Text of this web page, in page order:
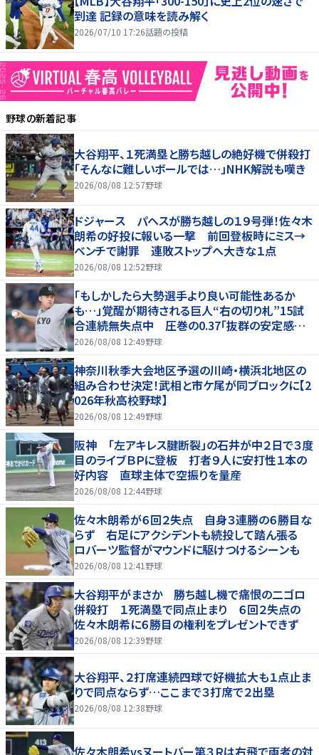
到達 記録の意味を読み解く
2026/07/10 17:26話題の投稿
野球の新着記事
大谷翔平、１死満塁と勝ち越しの絶好機で併殺打
「そんなに難しいボールでは…」NHK解説も嘆き
2026/08/08 12:57野球
ドジャース パヘスが勝ち越しの１９号弾！佐々木
朗希の好投に報いる一撃 前回登板時にミス→
ベンチで謝罪 連敗ストップへ大きな１点
2026/08/08 12:52野球
「もしかしたら大勢選手より良い可能性あるか
も…」覚醒が期待される巨人“右の切り札”15試
合連続無失点中 圧巻の0.37「抜群の安定感を
持っている」
2026/08/08 12:49野球
神奈川秋季大会地区予選の川崎・横浜北地区の
組み合わせ決定！武相と市ケ尾が同ブロックに【2
026年秋高校野球】
2026/08/08 12:49野球
阪神 「左アキレス腱断裂」の石井が中２日で３度
目のライブＢＰに登板 打者９人に安打性１本の
好内容 直球主体で空振りを量産
2026/08/08 12:44野球
佐々木朗希が６回２失点 自身３連勝の６勝目な
らず 右足にアクシデントも続投して踏ん張る
ロバーツ監督がマウンドに駆けつけるシーンも
2026/08/08 12:41 野球
大谷翔平がまさか 勝ち越し機で痛恨の二ゴロ
併殺打 １死満塁で同点止まり ６回２失点の
佐々木朗希に６勝目の権利をプレゼントできず
2026/08/08 12:39野球
大谷翔平、２打席連続四球で好機拡大も１点止ま
りで同点ならず…ここまで３打席で２出塁
2026/08/08 12:38野球
佐々木朗希vsヌートバー第３Ｒは右飛で両者の対